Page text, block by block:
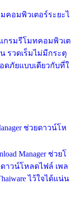
คอมพิวเตอร์ระยะไ
กรมรีโมทคอมพิวเต
รวดเร็มไม่มีกระตุ
ภัยแบบเดียวกับที่ใ
ช่วยดาวน์โห
Manager ช่วยโ
าวน์โหลดไฟล์ เพล
ไว้ใจได้แน่น